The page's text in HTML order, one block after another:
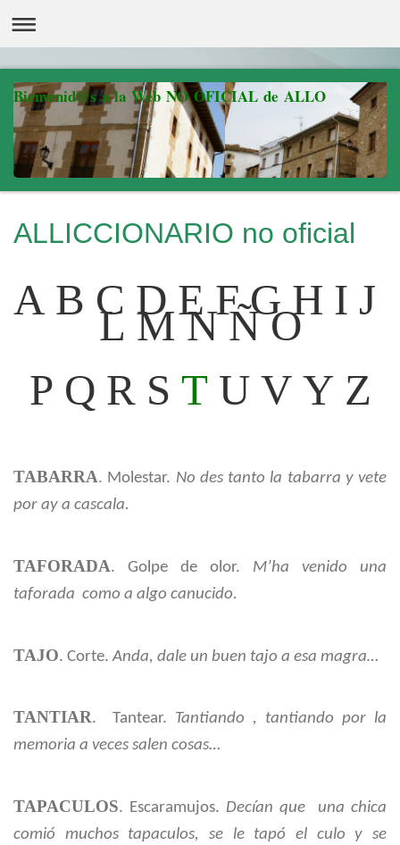
Bienvenid@s a la Web NO OFICIAL de ALLO
ALLICCIONARIO no oficial
A B C D E F G H I J
L M N Ñ O
P Q R S T U V Y Z
TABARRA. Molestar. No des tanto la tabarra y vete
por ay a cascala.
TAFORADA. Golpe de olor. M’ha venido una
taforada como a algo canucido.
TAJO. Corte.Anda, dale un buen tajo a esa magra…
TANTIAR. Tantear. Tantiando , tantiando por la
memoria a veces salen cosas…
TAPACULOS. Escaramujos. Decían que una chica
comió muchos tapaculos, se le tapó el culo y se